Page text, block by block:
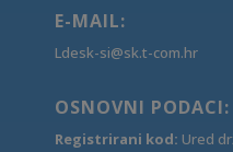
E-MAIL:
Ldesk-si@sk.t-com.hr
OSNOVNI PODACI:
Registrirani kod: Ured